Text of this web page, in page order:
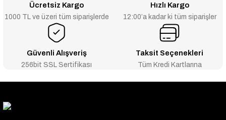
Ücretsiz Kargo
1000 TL ve üzeri tüm siparişlerde
Hızlı Kargo
12:00’a kadar ki tüm siparişler
Güvenli Alışveriş
256bit SSL Sertifikası
Taksit Seçenekleri
Tüm Kredi Kartlarına